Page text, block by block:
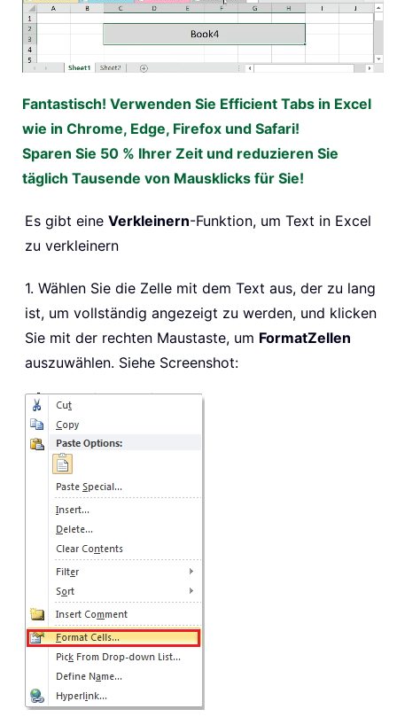
Fantastisch! Verwenden Sie Efficient Tabs in Excel
wie in Chrome, Edge, Firefox und Safari!
Sparen Sie 50 % Ihrer Zeit und reduzieren Sie
täglich Tausende von Mausklicks für Sie!
Es gibt eine Verkleinern-Funktion, um Text in Excel
zu verkleinern
1. Wählen Sie die Zelle mit dem Text aus, der zu lang
ist, um vollständig angezeigt zu werden, und klicken
Sie mit der rechten Maustaste, um FormatZellen
auszuwählen. Siehe Screenshot: